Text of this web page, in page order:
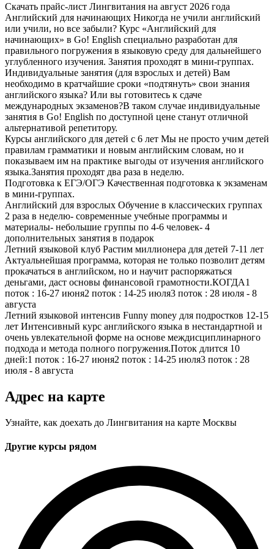
Скачать прайс-лист Лингвитания на август 2026 года
Английский для начинающих Никогда не учили английский
или учили, но все забыли? Курс «Английский для
начинающих» в Go! English специально разработан для
правильного погружения в языковую среду для дальнейшего
углубленного изучения. Занятия проходят в мини-группах.
Индивидуальные занятия (для взрослых и детей) Вам
необходимо в кратчайшие сроки «подтянуть» свои знания
английского языка? Или вы готовитесь к сдаче
международных экзаменов?В таком случае индивидуальные
занятия в Go! English по доступной цене станут отличной
альтернативой репетитору.
Курсы английского для детей c 6 лет Мы не просто учим детей
правилам грамматики и новым английским словам, но и
показываем им на практике выгоды от изучения английского
языка.Занятия проходят два раза в неделю.
Подготовка к ЕГЭ/ОГЭ Качественная подготовка к экзаменам
в мини-группах.
Английский для взрослых Обучение в классических группах
2 раза в неделю- современные учебные программы и
материалы- небольшие группы по 4-6 человек- 4
дополнительных занятия в подарок
Летний языковой клуб Растим миллионера для детей 7-11 лет
Актуальнейшая программа, которая не только позволит детям
прокачаться в английском, но и научит распоряжаться
деньгами, даст основы финансовой грамотности.КОГДА1
поток : 16-27 июня2 поток : 14-25 июля3 поток : 28 июля - 8
августа
Летний языковой интенсив Funny money для подростков 12-15
лет Интенсивный курс английского языка в нестандартной и
очень увлекательной форме на основе междисциплинарного
подхода и метода полного погружения.Поток длится 10
дней:1 поток : 16-27 июня2 поток : 14-25 июля3 поток : 28
июля - 8 августа
Адрес на карте
Узнайте, как доехать до Лингвитания на карте Москвы
Другие курсы рядом